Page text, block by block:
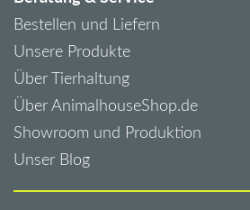
Bestellen und Liefern
Unsere Produkte
Über Tierhaltung
Über AnimalhouseShop.de
Showroom und Produktion
Unser Blog